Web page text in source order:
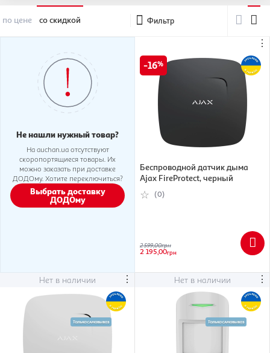
по цене со скидкой Фильтр
Не нашли нужный товар?
На auchan.ua отсутствуют
скоропортящиеся товары. Их
можно заказать при доставке
ДОДОму. Хотите переключиться?
Выбрать доставку
ДОДОму
⋮
16
Беспроводной датчик дыма
Ajax FireProtect, черный
(0)
2 599,00грн
2 195,00грн
Нет в наличии ⋮ Нет в наличии ⋮